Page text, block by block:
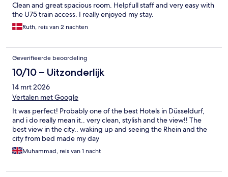
Clean and great spacious room. Helpfull staff and very easy with
the U75 train access. I really enjoyed my stay.
Ruth, reis van 2 nachten
Geverifieerde beoordeling
10/10 – Uitzonderlijk
14 mrt 2026
Vertalen met Google
It was perfect! Probably one of the best Hotels in Düsseldurf,
and i do really mean it.. very clean, stylish and the view!! The
best view in the city.. waking up and seeing the Rhein and the
city from bed made my day
Muhammad, reis van 1 nacht